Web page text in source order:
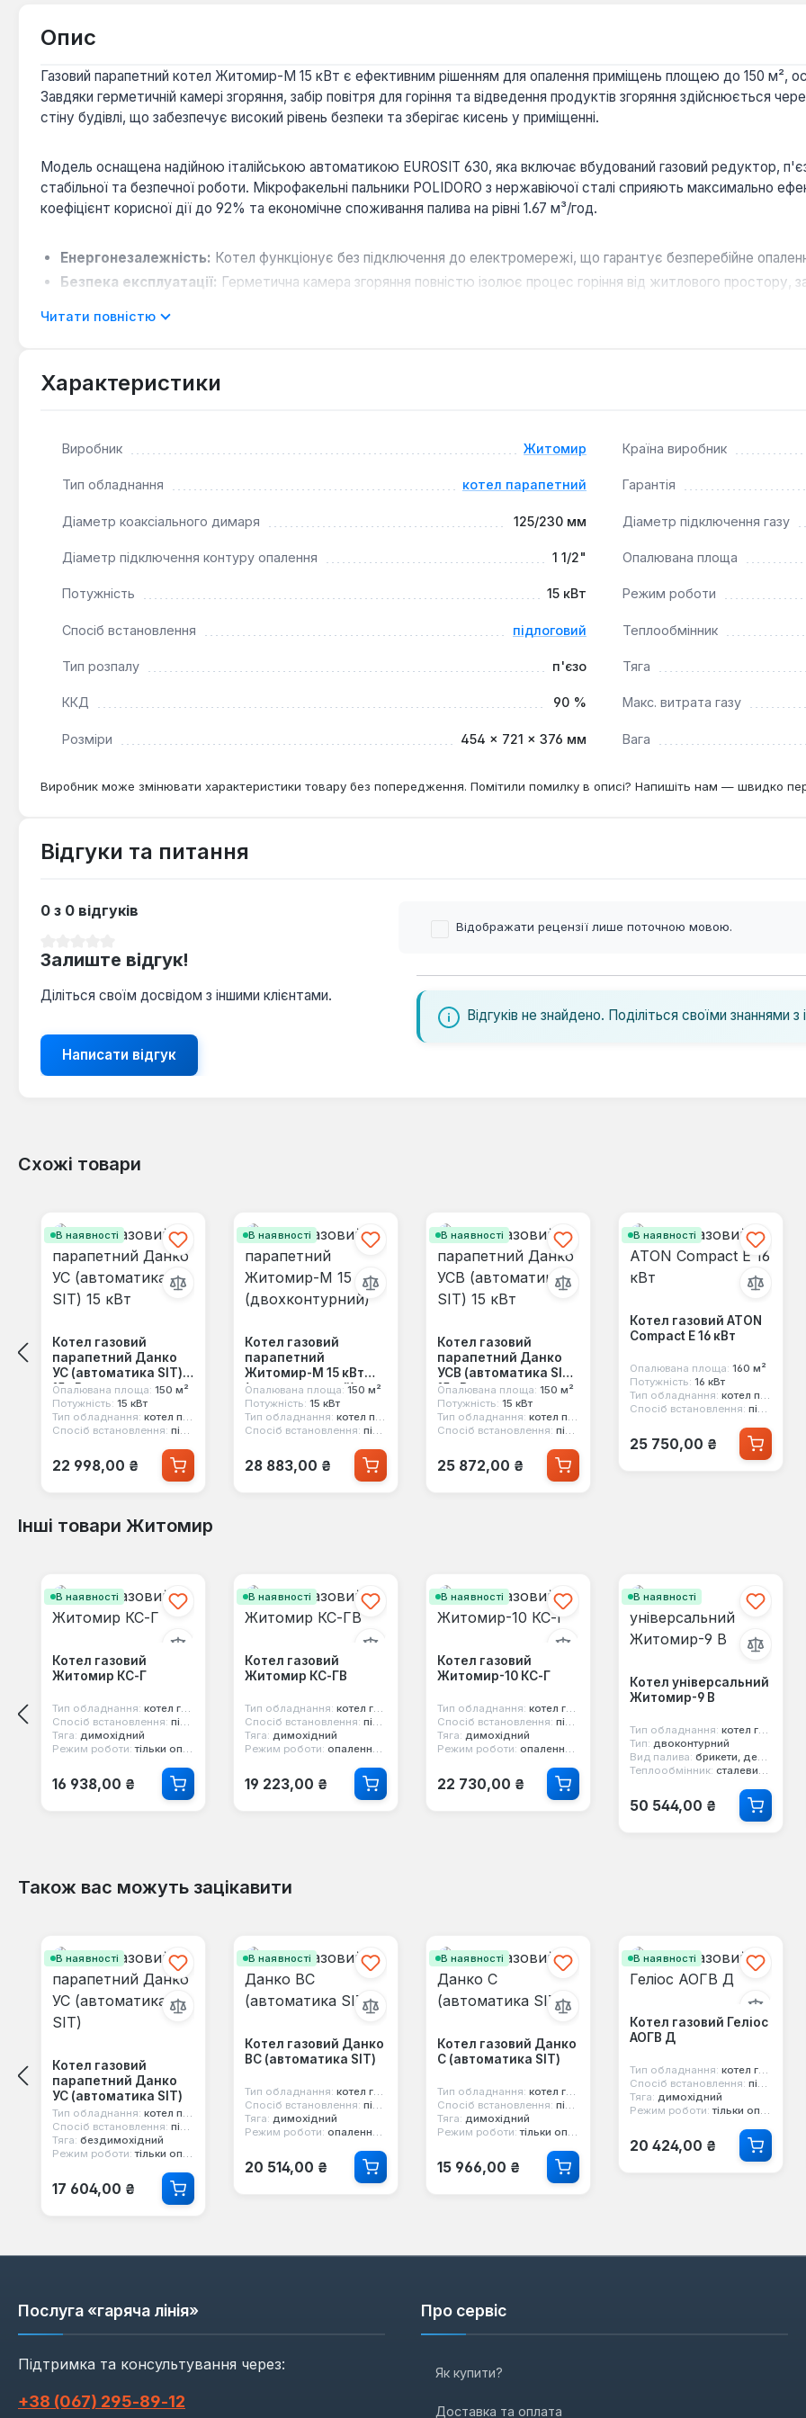
Опис
Газовий парапетний котел Житомир-М 15 кВт є ефективним рішенням для опалення приміщень площею до 150 м²,
Завдяки герметичній камері згоряння, забір повітря для горіння та відведення продуктів згоряння здійснюється
стіну будівлі, що забезпечує високий рівень безпеки та зберігає кисень у приміщенні.
Модель оснащена надійною італійською автоматикою EUROSIT 630, яка включає вбудований газовий редуктор,
стабільної та безпечної роботи. Мікрофакельні пальники POLIDORO з нержавіючої сталі сприяють максимально
коефіцієнт корисної дії до 92% та економічне споживання палива на рівні 1.67 м³/год.
Енергонезалежність: Котел функціонує без підключення до електромережі, що гарантує безперебійне
Безпека експлуатації: Герметична камера згоряння повністю ізолює процес горіння від житлового простору,
Довговічність конструкції:
Цей одноконтурний газовий котел ідеально підходить для опалення квартир, дачних будинків та невеликих
забезпечуючи надійне та економічне теплопостачання.
Читати повністю
Характеристики
Виробник Житомир Країна виробник
Тип обладнання котел парапетний Гарантія
Діаметр коаксіального димаря 125/230 мм Діаметр підключення газу
Діаметр підключення контуру опалення 1 1/2" Опалювана площа
Потужність 15 кВт Режим роботи
Спосіб встановлення підлоговий Теплообмінник
Тип розпалу п'єзо Тяга
ККД 90 % Макс. витрата газу
Розміри 454 × 721 × 376 мм Вага
Виробник може змінювати характеристики товару без попередження. Помітили помилку в описі? Напишіть нам — швидко
Відгуки та питання
0 з 0 відгуків
Залиште відгук!
Діліться своїм досвідом з іншими клієнтами.
Написати відгук
Відображати рецензії лише поточною мовою.
Відгуків не знайдено. Поділіться своїми знаннями з
Схожі товари
В наявності
Котел газовий
парапетний Данко
УС (автоматика SIT)
15 кВт
Опалювана площа: 150 м²
Потужність: 15 кВт
Тип обладнання: котел парапетний
Спосіб встановлення: підлоговий
Звичайна ціна:
22 998,00 ₴
В наявності
Котел газовий
парапетний
Житомир-М 15 кВт
(двохконтурний)
Опалювана площа: 150 м²
Потужність: 15 кВт
Тип обладнання: котел парапетний
Спосіб встановлення: підлоговий
Звичайна ціна:
28 883,00 ₴
В наявності
Котел газовий
парапетний Данко
УСВ (автоматика SIT)
15 кВт
Опалювана площа: 150 м²
Потужність: 15 кВт
Тип обладнання: котел парапетний
Спосіб встановлення: підлоговий
Звичайна ціна:
25 872,00 ₴
В наявності
Котел газовий ATON
Compact E 16 кВт
Опалювана площа: 160 м²
Потужність: 16 кВт
Тип обладнання: котел парапетний
Спосіб встановлення: підлоговий
Звичайна ціна:
25 750,00 ₴
Інші товари Житомир
В наявності
Котел газовий
Житомир КС-Г
Тип обладнання: котел газовий
Спосіб встановлення: підлоговий
Тяга: димохідний
Режим роботи: тільки опалення
Звичайна ціна:
16 938,00 ₴
В наявності
Котел газовий
Житомир КС-ГВ
Тип обладнання: котел газовий
Спосіб встановлення: підлоговий
Тяга: димохідний
Режим роботи: опалення та гаряча вода
Звичайна ціна:
19 223,00 ₴
В наявності
Котел газовий
Житомир-10 КС-Г
Тип обладнання: котел газовий
Спосіб встановлення: підлоговий
Тяга: димохідний
Режим роботи: опалення та гаряча вода
Звичайна ціна:
22 730,00 ₴
В наявності
Котел універсальний
Житомир-9 В
Тип обладнання: котел газо-твердопаливний
Тип: двоконтурний
Вид палива: брикети, дерево, вугілля, природний газ
Теплообмінник: сталевий 3 мм
Звичайна ціна:
50 544,00 ₴
Також вас можуть зацікавити
В наявності
Котел газовий
парапетний Данко
УС (автоматика SIT)
Тип обладнання: котел парапетний
Спосіб встановлення: підлоговий
Тяга: бездимохідний
Режим роботи: тільки опалення
Звичайна ціна:
17 604,00 ₴
В наявності
Котел газовий Данко
ВС (автоматика SIT)
Тип обладнання: котел газовий
Спосіб встановлення: підлоговий
Тяга: димохідний
Режим роботи: опалення та гаряча вода
Звичайна ціна:
20 514,00 ₴
В наявності
Котел газовий Данко
С (автоматика SIT)
Тип обладнання: котел газовий
Спосіб встановлення: підлоговий
Тяга: димохідний
Режим роботи: тільки опалення
Звичайна ціна:
15 966,00 ₴
В наявності
Котел газовий Геліос
АОГВ Д
Тип обладнання: котел газовий
Спосіб встановлення: підлоговий
Тяга: димохідний
Режим роботи: тільки опалення
Звичайна ціна:
20 424,00 ₴
Послуга «гаряча лінія»
Підтримка та консультування через:
+38 (067) 295‑89‑12
Про сервіс
Як купити?
Доставка та оплата